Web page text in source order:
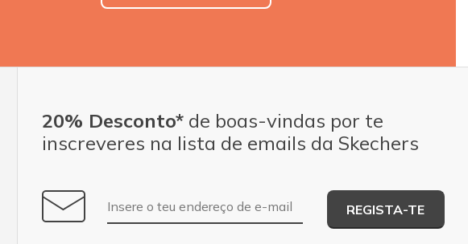
20% Desconto* de boas-vindas por te
inscreveres na lista de emails da Skechers
Endereço de e-mail
REGISTA-TE